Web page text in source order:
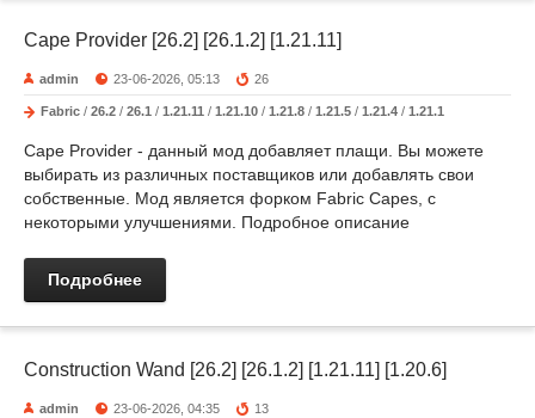
Cape Provider [26.2] [26.1.2] [1.21.11]
admin 23-06-2026, 05:13 26
Fabric / 26.2 / 26.1 / 1.21.11 / 1.21.10 / 1.21.8 / 1.21.5 / 1.21.4 / 1.21.1
Cape Provider - данный мод добавляет плащи. Вы можете
выбирать из различных поставщиков или добавлять свои
собственные. Мод является форком Fabric Capes, с
некоторыми улучшениями. Подробное описание
Подробнее
Construction Wand [26.2] [26.1.2] [1.21.11] [1.20.6]
admin 23-06-2026, 04:35 13